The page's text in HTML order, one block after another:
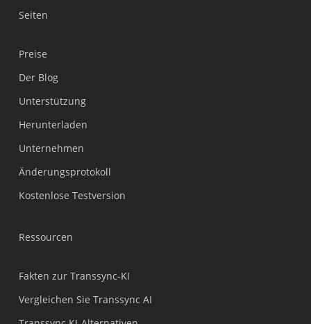
Seiten
Preise
Der Blog
Unterstützung
Herunterladen
Unternehmen
Änderungsprotokoll
Kostenlose Testversion
Ressourcen
Fakten zur Transsync-KI
Vergleichen Sie Transsync AI